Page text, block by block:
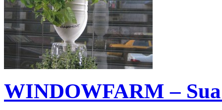
WINDOWFARM –